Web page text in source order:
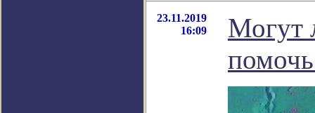
23.11.2019
16:09
Могут